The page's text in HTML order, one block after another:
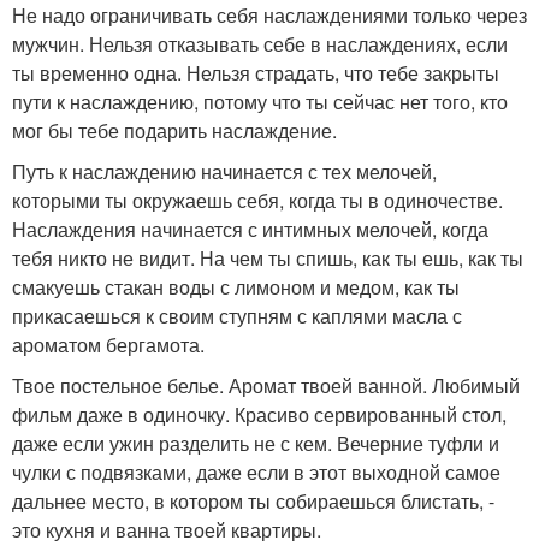
Не надо ограничивать себя наслаждениями только через
мужчин. Нельзя отказывать себе в наслаждениях, если
ты временно одна. Нельзя страдать, что тебе закрыты
пути к наслаждению, потому что ты сейчас нет того, кто
мог бы тебе подарить наслаждение.
Путь к наслаждению начинается с тех мелочей,
которыми ты окружаешь себя, когда ты в одиночестве.
Наслаждения начинается с интимных мелочей, когда
тебя никто не видит. На чем ты спишь, как ты ешь, как ты
смакуешь стакан воды с лимоном и медом, как ты
прикасаешься к своим ступням с каплями масла с
ароматом бергамота.
Твое постельное белье. Аромат твоей ванной. Любимый
фильм даже в одиночку. Красиво сервированный стол,
даже если ужин разделить не с кем. Вечерние туфли и
чулки с подвязками, даже если в этот выходной самое
дальнее место, в котором ты собираешься блистать, -
это кухня и ванна твоей квартиры.